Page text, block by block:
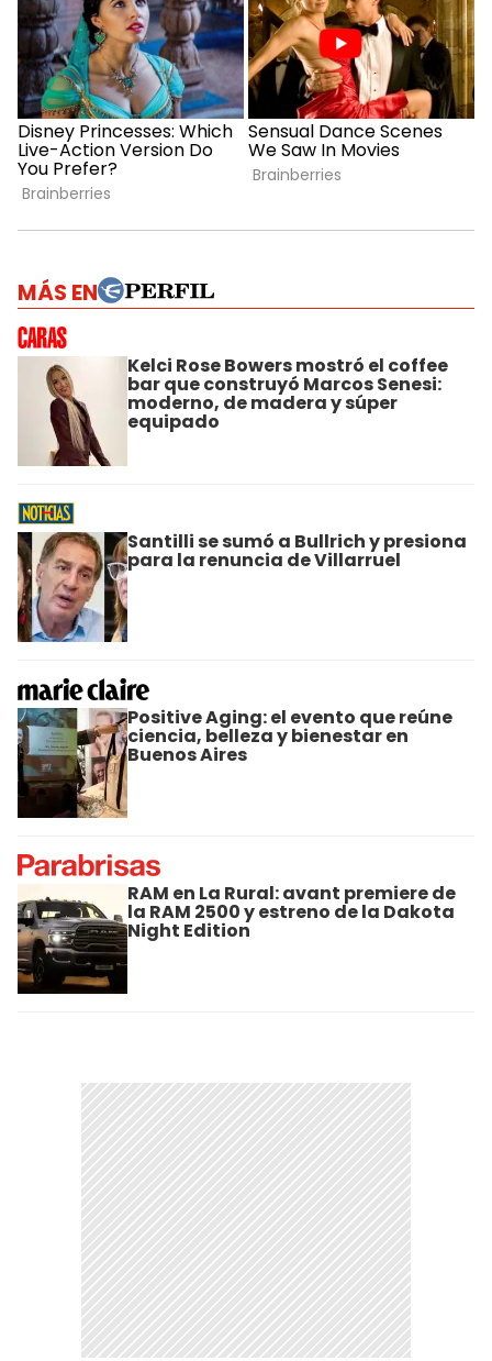
MÁS EN
Kelci Rose Bowers mostró el coffee
bar que construyó Marcos Senesi:
moderno, de madera y súper
equipado
Santilli se sumó a Bullrich y presiona
para la renuncia de Villarruel
Positive Aging: el evento que reúne
ciencia, belleza y bienestar en
Buenos Aires
RAM en La Rural: avant premiere de
la RAM 2500 y estreno de la Dakota
Night Edition